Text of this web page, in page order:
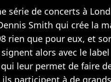
série de concerts à
Smith qui crée la
rien que pour eux, et
alors avec le
leur permet de faire